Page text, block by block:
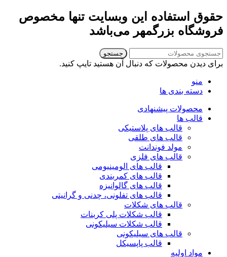
حقوق استفاده این وبسایت تنها مخصوص
فروشگاه بزرگمهر می‌باشد
جستجو
برای دیدن محصولات که دنبال آن هستید تایپ کنید.
منو
دسته بندی ها
محصولات پیشنهادی
قالب ها
قالب های پلاستیکی
قالب های طلقی
مولد فوندانت
قالب های فلزی
قالب های الومینیومی
قالب های کمربندی
قالب های گالوانیزه
قالب های تفلونی، چدنی و گرانیتی
قالب های شکلات
قالب شکلات پلی کربنات
قالب شکلات سیلیکونی
قالب های سیلیکونی
قالب پاپسیکل
مواد اولیه